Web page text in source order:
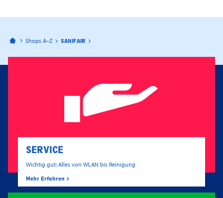
Bahnhofspassagen Potsdam
Shops A–Z SANIFAIR
SERVICE
Wichtig gut: Alles von WLAN bis Reinigung
Mehr Erfahren